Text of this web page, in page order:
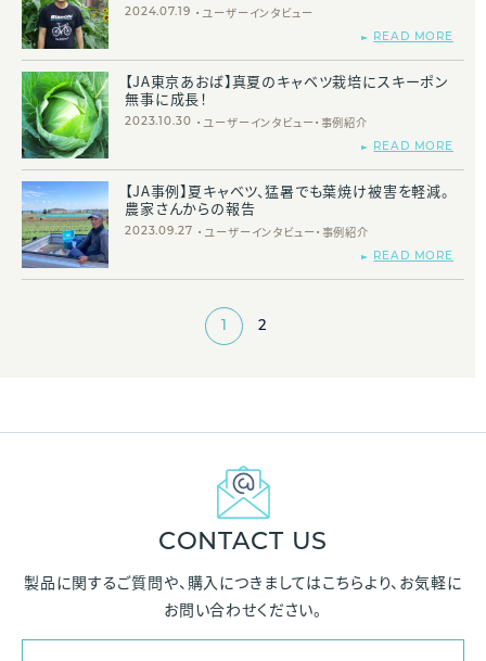
2024.07.19 ユーザーインタビュー
READ MORE
【JA東京あおば】真夏のキャベツ栽培にスキーポン
無事に成長！
2023.10.30 ユーザーインタビュー 事例紹介
READ MORE
【JA事例】夏キャベツ、猛暑でも葉焼け被害を軽減。
農家さんからの報告
2023.09.27 ユーザーインタビュー 事例紹介
READ MORE
1 2
CONTACT US
製品に関するご質問や、購入につきましてはこちらより、お気軽に
お問い合わせください。